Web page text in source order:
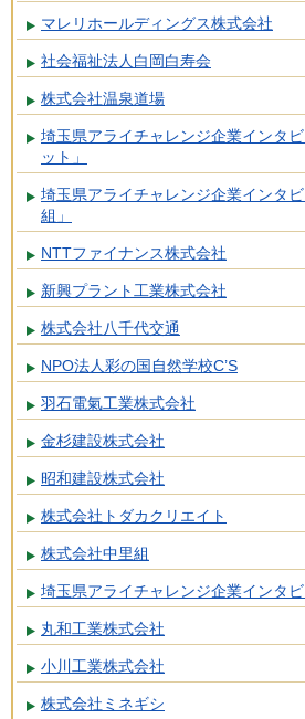
マレリホールディングス株式会社
社会福祉法人白岡白寿会
株式会社温泉道場
埼玉県アライチャレンジ企業インタ
ット」
埼玉県アライチャレンジ企業インタ
組」
NTTファイナンス株式会社
新興プラント工業株式会社
株式会社八千代交通
NPO法人彩の国自然学校C’S
羽石電氣工業株式会社
金杉建設株式会社
昭和建設株式会社
株式会社トダカクリエイト
株式会社中里組
埼玉県アライチャレンジ企業インタ
丸和工業株式会社
小川工業株式会社
株式会社ミネギシ